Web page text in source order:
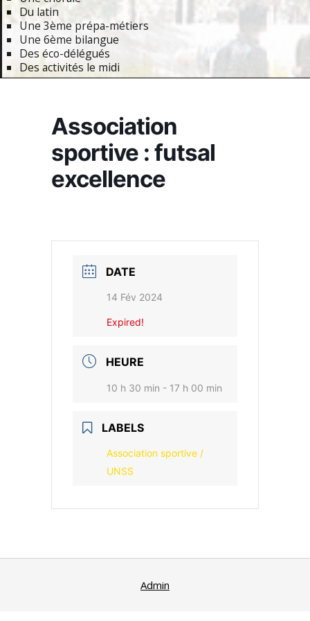
Du latin
Une 3ème prépa-métiers
Une 6ème bilangue
Des éco-délégués
Des activités le midi
Association
sportive : futsal
excellence
DATE
14 Fév 2024
Expired!
HEURE
10 h 30 min - 17 h 00 min
LABELS
Association sportive /
UNSS
Admin